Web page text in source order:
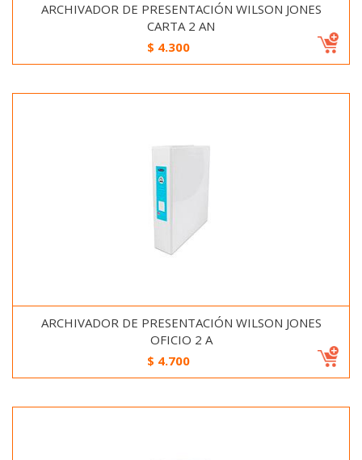
ARCHIVADOR DE PRESENTACIÓN WILSON JONES
CARTA 2 AN
$ 4.300
ARCHIVADOR DE PRESENTACIÓN WILSON JONES
OFICIO 2 A
$ 4.700